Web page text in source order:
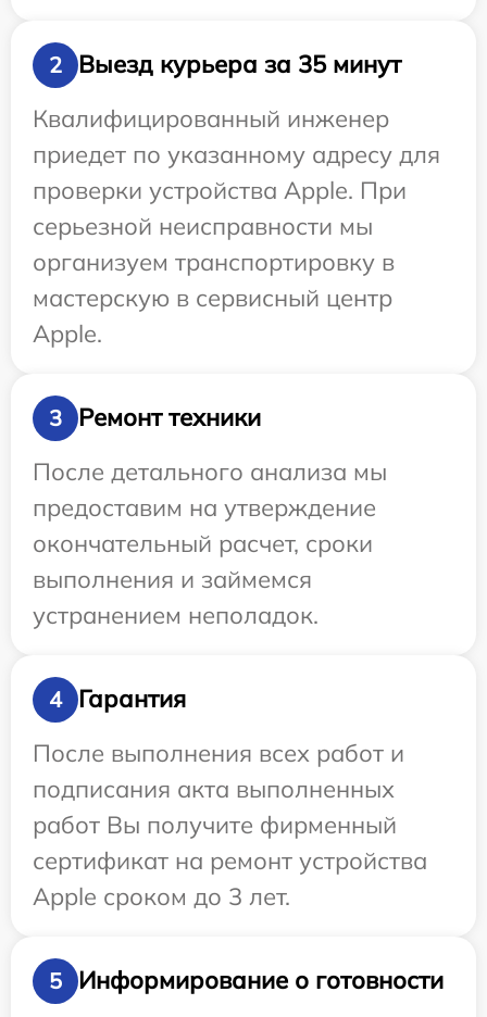
2
Выезд курьера за 35 минут
Квалифицированный инженер
приедет по указанному адресу для
проверки устройства Apple. При
серьезной неисправности мы
организуем транспортировку в
мастерскую в сервисный центр
Apple.
3
Ремонт техники
После детального анализа мы
предоставим на утверждение
окончательный расчет, сроки
выполнения и займемся
устранением неполадок.
4
Гарантия
После выполнения всех работ и
подписания акта выполненных
работ Вы получите фирменный
сертификат на ремонт устройства
Apple сроком до 3 лет.
5 Информирование о готовности